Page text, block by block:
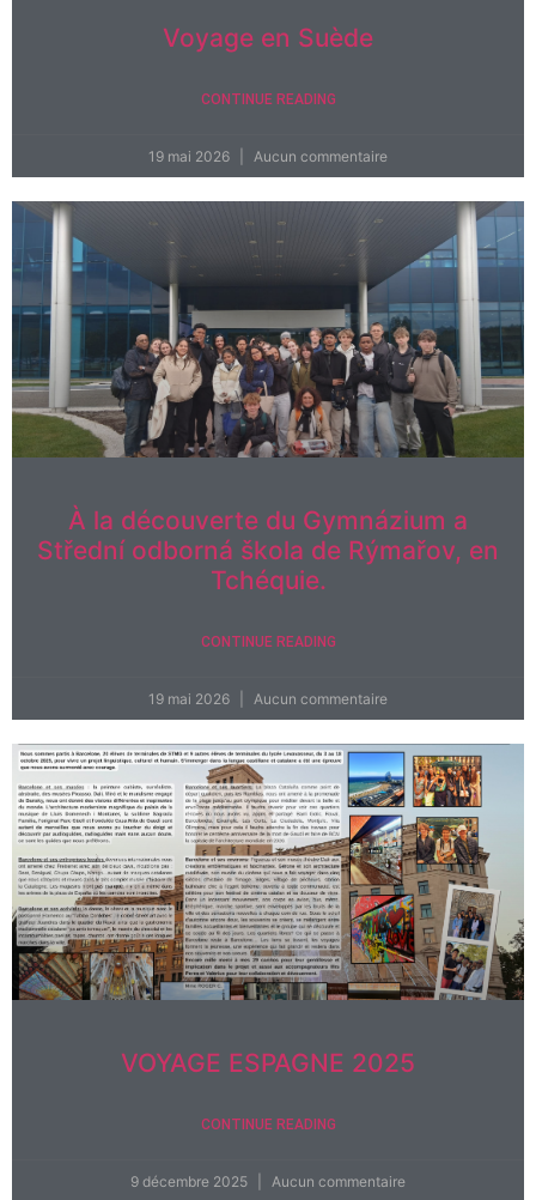
Voyage en Suède
CONTINUE READING
19 mai 2026 Aucun commentaire
À la découverte du Gymnázium a
Střední odborná škola de Rýmařov, en
Tchéquie.
CONTINUE READING
19 mai 2026 Aucun commentaire
VOYAGE ESPAGNE 2025
CONTINUE READING
9 décembre 2025 Aucun commentaire